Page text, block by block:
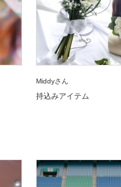
Middyさん
持込みアイテム